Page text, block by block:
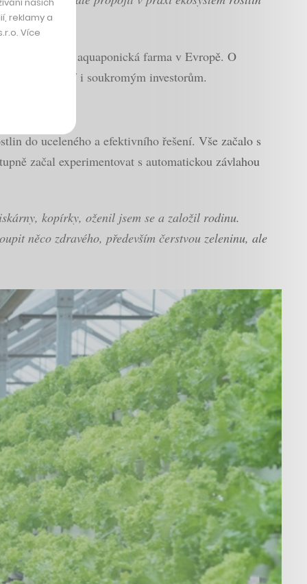
největší aquaponická farma v Evropě. O
otevírají i soukromým investorům.
do uceleného a efektivního řešení. Vše začalo s
začal experimentovat s automatickou závlahou
kopírky, oženil jsem se a založil rodinu.
něco zdravého, především čerstvou zeleninu, ale
reklamy a
Více